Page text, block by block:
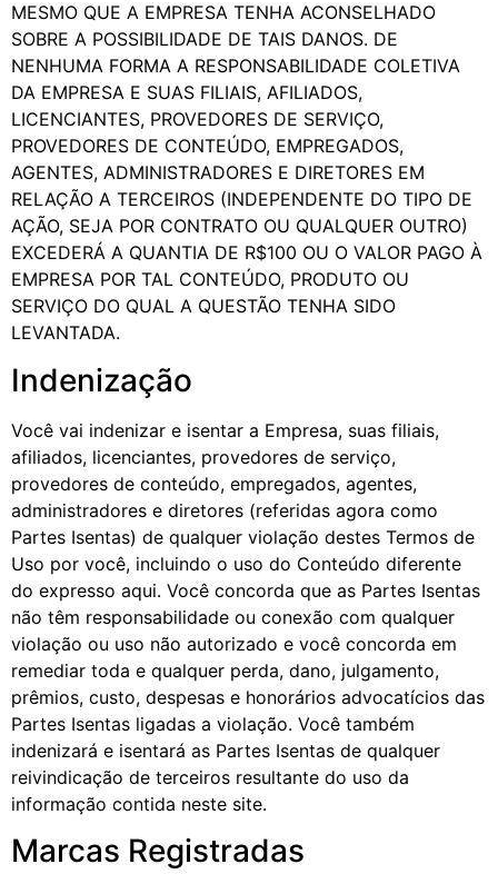
MESMO QUE A EMPRESA TENHA ACONSELHADO
SOBRE A POSSIBILIDADE DE TAIS DANOS. DE
NENHUMA FORMA A RESPONSABILIDADE COLETIVA
DA EMPRESA E SUAS FILIAIS, AFILIADOS,
LICENCIANTES, PROVEDORES DE SERVIÇO,
PROVEDORES DE CONTEÚDO, EMPREGADOS,
AGENTES, ADMINISTRADORES E DIRETORES EM
RELAÇÃO A TERCEIROS (INDEPENDENTE DO TIPO DE
AÇÃO, SEJA POR CONTRATO OU QUALQUER OUTRO)
EXCEDERÁ A QUANTIA DE R$100 OU O VALOR PAGO À
EMPRESA POR TAL CONTEÚDO, PRODUTO OU
SERVIÇO DO QUAL A QUESTÃO TENHA SIDO
LEVANTADA.
Indenização
Você vai indenizar e isentar a Empresa, suas filiais,
afiliados, licenciantes, provedores de serviço,
provedores de conteúdo, empregados, agentes,
administradores e diretores (referidas agora como
Partes Isentas) de qualquer violação destes Termos de
Uso por você, incluindo o uso do Conteúdo diferente
do expresso aqui. Você concorda que as Partes Isentas
não têm responsabilidade ou conexão com qualquer
violação ou uso não autorizado e você concorda em
remediar toda e qualquer perda, dano, julgamento,
prêmios, custo, despesas e honorários advocatícios das
Partes Isentas ligadas a violação. Você também
indenizará e isentará as Partes Isentas de qualquer
reivindicação de terceiros resultante do uso da
informação contida neste site.
Marcas Registradas